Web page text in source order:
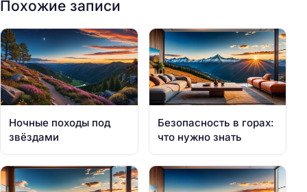
Похожие записи
Ночные походы под
звёздами
Безопасность в горах:
что нужно знать